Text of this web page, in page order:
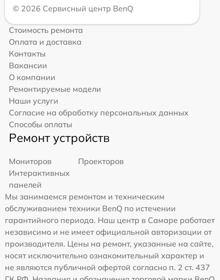
© 2026 Сервисный центр BenQ
Стоимость ремонта
Оплата и доставка
Контакты
Вакансии
О компании
Ремонтируемые модели
Наши услуги
Согласие на обработку персональных данных
Способы оплаты
Ремонт устройств
Мониторов
Проекторов
Интерактивных
панелей
Мы занимаемся ремонтом и техническим
обслуживанием техники BenQ по истечении
гарантийного периода. Наш центр в Самаре работает
независимо и не имеет официальной авторизации от
производителя. Цены на ремонт, указанные на сайте,
носят исключительно ознакомительный характер и
не являются публичной офертой согласно п. 2 ст. 437